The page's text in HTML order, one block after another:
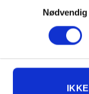
Nødvendig